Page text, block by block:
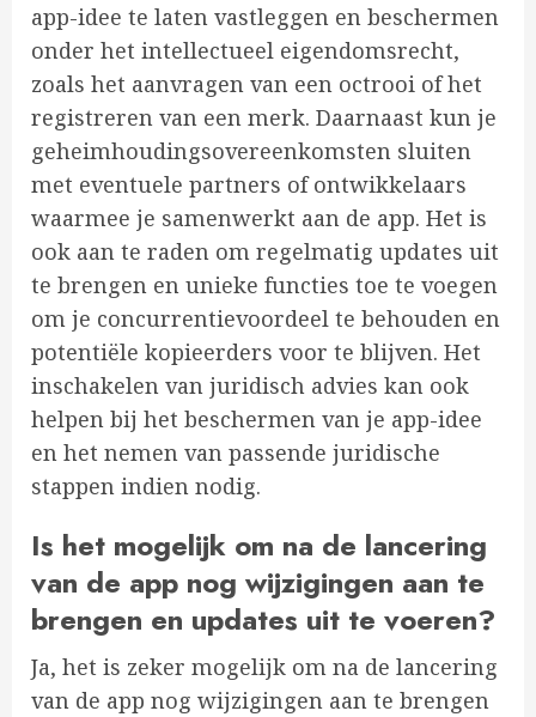
app-idee te laten vastleggen en beschermen
onder het intellectueel eigendomsrecht,
zoals het aanvragen van een octrooi of het
registreren van een merk. Daarnaast kun je
geheimhoudingsovereenkomsten sluiten
met eventuele partners of ontwikkelaars
waarmee je samenwerkt aan de app. Het is
ook aan te raden om regelmatig updates uit
te brengen en unieke functies toe te voegen
om je concurrentievoordeel te behouden en
potentiële kopieerders voor te blijven. Het
inschakelen van juridisch advies kan ook
helpen bij het beschermen van je app-idee
en het nemen van passende juridische
stappen indien nodig.
Is het mogelijk om na de lancering
van de app nog wijzigingen aan te
brengen en updates uit te voeren?
Ja, het is zeker mogelijk om na de lancering
van de app nog wijzigingen aan te brengen